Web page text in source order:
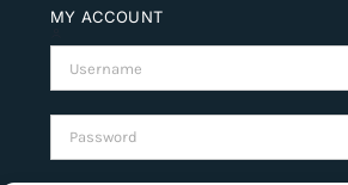
MY ACCOUNT
Username:
Password: